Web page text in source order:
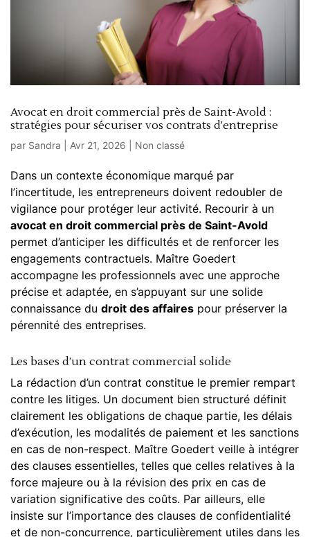
Avocat en droit commercial près de Saint-Avold :
stratégies pour sécuriser vos contrats d’entreprise
par Sandra Avr 21, 2026 Non classé
Dans un contexte économique marqué par
l’incertitude, les entrepreneurs doivent redoubler de
vigilance pour protéger leur activité. Recourir à un
avocat en droit commercial près de Saint-Avold
permet d’anticiper les difficultés et de renforcer les
engagements contractuels. Maître Goedert
accompagne les professionnels avec une approche
précise et adaptée, en s’appuyant sur une solide
connaissance du droit des affaires pour préserver la
pérennité des entreprises.
Les bases d’un contrat commercial solide
La rédaction d’un contrat constitue le premier rempart
contre les litiges. Un document bien structuré définit
clairement les obligations de chaque partie, les délais
d’exécution, les modalités de paiement et les sanctions
en cas de non-respect. Maître Goedert veille à intégrer
des clauses essentielles, telles que celles relatives à la
force majeure ou à la révision des prix en cas de
variation significative des coûts. Par ailleurs, elle
insiste sur l’importance des clauses de confidentialité
et de non-concurrence, particulièrement utiles dans les